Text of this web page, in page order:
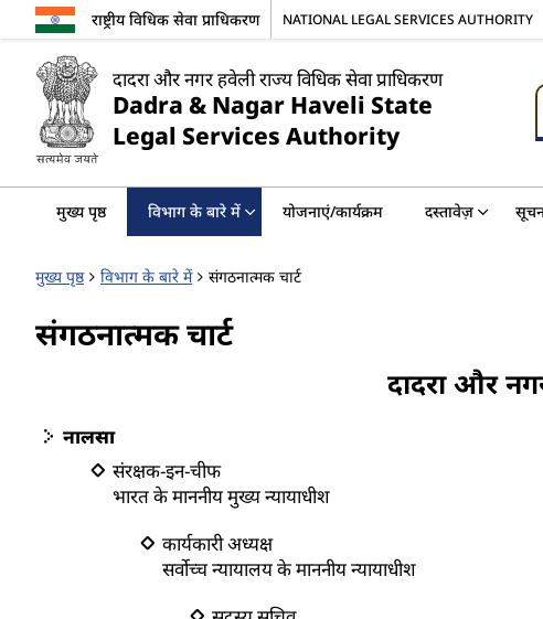
राष्ट्रीय विधिक सेवा प्राधिकरण NATIONAL LEGAL SERVICES AUTHORITY
दादरा और नगर हवेली राज्य विधिक सेवा प्राधिकरण
Dadra & Nagar Haveli State
Legal Services Authority
मुख्य पृष्ठ विभाग के बारे में योजनाएं/कार्यक्रम दस्तावेज़
मुख्य पृष्ठ विभाग के बारे में संगठनात्मक चार्ट
संगठनात्मक चार्ट
दादरा और
नालसा
संरक्षक-इन-चीफ
भारत के माननीय मुख्य न्यायाधीश
कार्यकारी अध्यक्ष
सर्वोच्च न्यायालय के माननीय न्यायाधीश